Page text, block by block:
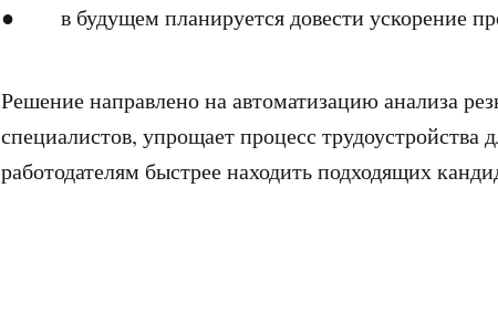
● в будущем планируется довести ускорение
Решение направлено на автоматизацию анализа
специалистов, упрощает процесс трудоустройства
работодателям быстрее находить подходящих